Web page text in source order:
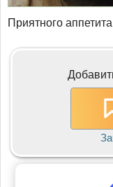
Приятного